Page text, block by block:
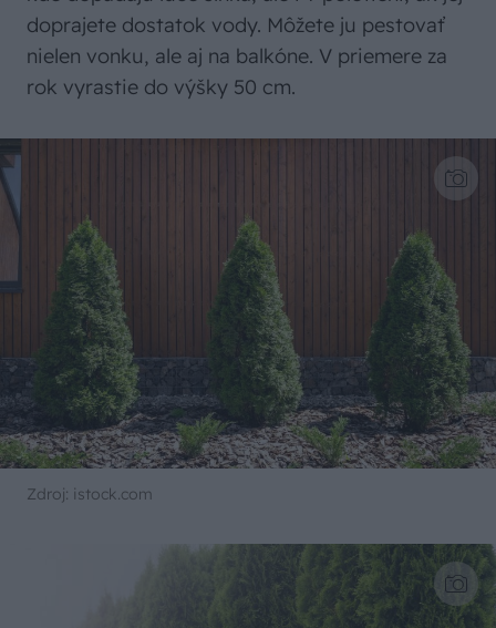
doprajete dostatok vody. Môžete ju pestovať
nielen vonku, ale aj na balkóne. V priemere za
rok vyrastie do výšky 50 cm.
Zdroj: istock.com